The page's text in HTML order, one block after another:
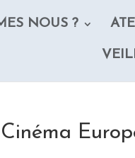
NOUS ?